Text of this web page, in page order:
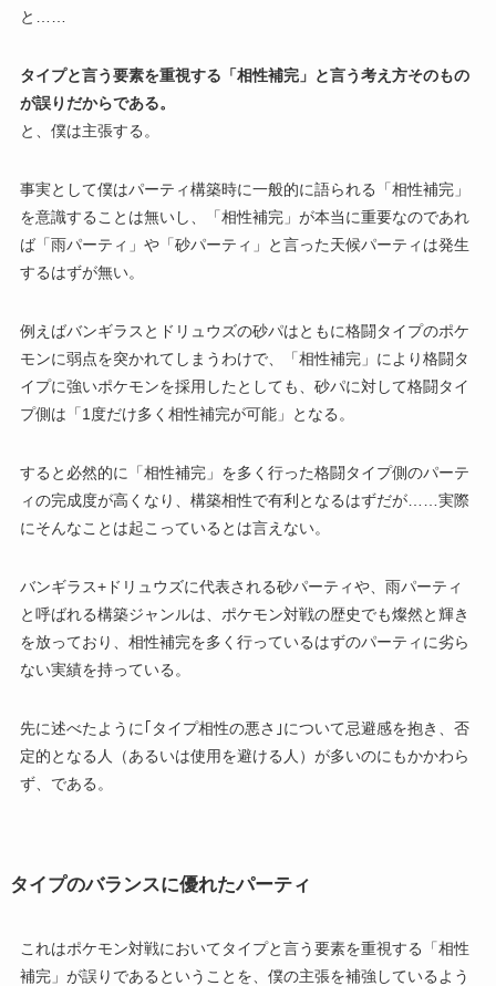
と……
タイプと言う要素を重視する「相性補完」と言う考え方そのもの
が誤りだからである。
と、僕は主張する。
事実として僕はパーティ構築時に一般的に語られる「相性補完」
を意識することは無いし、「相性補完」が本当に重要なのであれ
ば「雨パーティ」や「砂パーティ」と言った天候パーティは発生
するはずが無い。
例えばバンギラスとドリュウズの砂パはともに格闘タイプのポケ
モンに弱点を突かれてしまうわけで、「相性補完」により格闘タ
イプに強いポケモンを採用したとしても、砂パに対して格闘タイ
プ側は「1度だけ多く相性補完が可能」となる。
すると必然的に「相性補完」を多く行った格闘タイプ側のパーテ
ィの完成度が高くなり、構築相性で有利となるはずだが……実際
にそんなことは起こっているとは言えない。
バンギラス+ドリュウズに代表される砂パーティや、雨パーティ
と呼ばれる構築ジャンルは、ポケモン対戦の歴史でも燦然と輝き
を放っており、相性補完を多く行っているはずのパーティに劣ら
ない実績を持っている。
先に述べたように｢タイプ相性の悪さ｣について忌避感を抱き、否
定的となる人（あるいは使用を避ける人）が多いのにもかかわら
ず、である。
タイプのバランスに優れたパーティ
これはポケモン対戦においてタイプと言う要素を重視する「相性
補完」が誤りであるということを、僕の主張を補強しているよう